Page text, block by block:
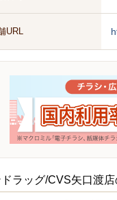
URL
ラッグ/CVS矢口渡